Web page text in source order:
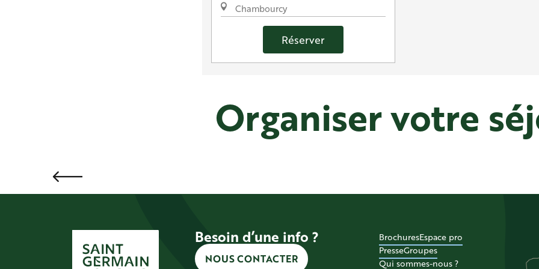
Chambourcy
Réserver
Organiser votre
Besoin d’une info ?
NOUS CONTACTER
BrochuresEspace pro
PresseGroupes
Qui sommes-nous ?